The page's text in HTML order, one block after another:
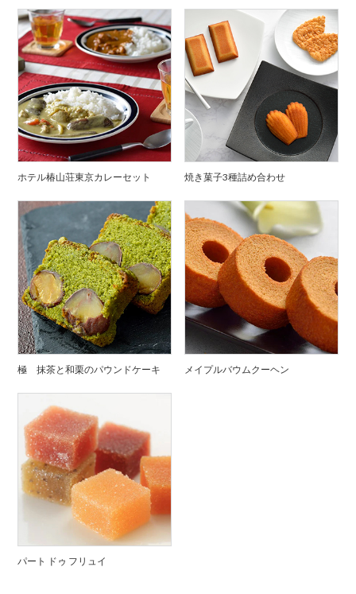
ホテル椿山荘東京カレーセット 焼き菓子3種詰め合わせ
極 抹茶と和栗のパウンドケーキ メイプルバウムクーヘン
パート ドゥ フリュイ